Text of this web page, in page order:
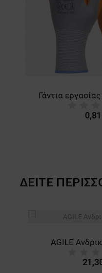
Γάντια
ΔΕΙΤΕ
AGILE